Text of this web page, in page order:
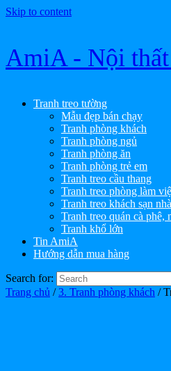
Skip to content
AmiA - Nội
Tranh treo tường
Mẫu đẹp bán chạy
Tranh phòng khách
Tranh phòng ngủ
Tranh phòng ăn
Tranh phòng trẻ em
Tranh treo cầu thang
Tranh treo phòng làm
Tranh treo khách sạn
Tranh treo quán cà phê,
Tranh khổ lớn
Tin AmiA
Hướng dẫn mua hàng
Search for:
Trang chủ /3. Tranh phòng khách /